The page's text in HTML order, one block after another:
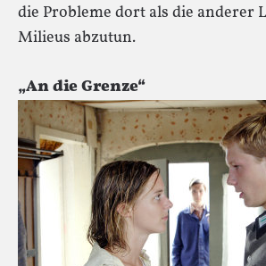
die Probleme dort als die anderer
Milieus abzutun.
„An die Grenze“